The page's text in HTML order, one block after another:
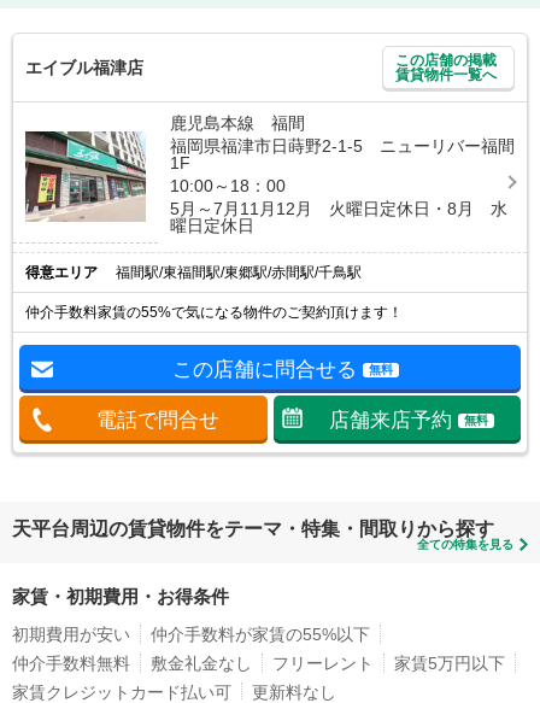
エイブル福津店
この店舗の掲載
賃貸物件一覧へ
鹿児島本線 福間
福岡県福津市日蒔野2-1-5 ニューリバー福間
1F
10:00～18：00
5月～7月11月12月 火曜日定休日・8月 水
曜日定休日
得意エリア 福間駅/東福間駅/東郷駅/赤間駅/千鳥駅
仲介手数料家賃の55%で気になる物件のご契約頂けます！
この店舗に問合せる 無料
電話で問合せ 店舗来店予約 無料
天平台周辺の賃貸物件をテーマ・特集・間取りから探す
全ての特集を見る
家賃・初期費用・お得条件
初期費用が安い
仲介手数料が家賃の55%以下
仲介手数料無料
敷金礼金なし フリーレント
家賃5万円以下
家賃クレジットカード払い可
更新料なし